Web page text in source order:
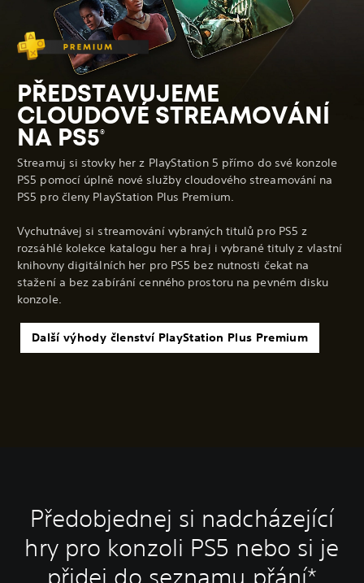
PŘEDSTAVUJEME
CLOUDOVÉ STREAMOVÁNÍ
NA PS5®
Streamuj si stovky her z PlayStation 5 přímo do své konzole
PS5 pomocí úplně nové služby cloudového streamování na
PS5 pro členy PlayStation Plus Premium.
Vychutnávej si streamování vybraných titulů pro PS5 z
rozsáhlé kolekce katalogu her a hraj i vybrané tituly z vlastní
knihovny digitálních her pro PS5 bez nutnosti čekat na
stažení a bez zabírání cenného prostoru na pevném disku
konzole.
Další výhody členství PlayStation Plus Premium
Předobjednej si nadcházející
hry pro konzoli PS5 nebo si je
přidej do seznamu přání*